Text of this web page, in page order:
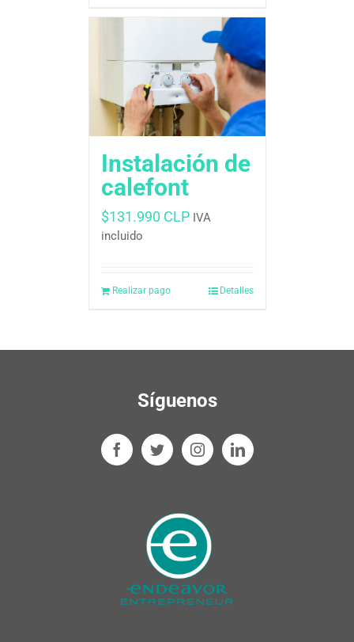
Instalación de
calefont
$131.990 CLP IVA
incluido
Realizar pago Detalles
Síguenos